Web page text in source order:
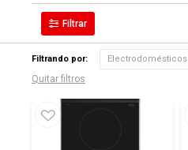
Filtrando por: Electrodomésticos
Quitar filtros